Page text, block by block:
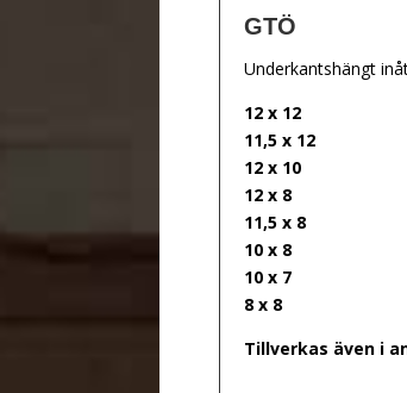
GTÖ
Underkantshängt
12 x 12
11,5 x 12
12 x 10
12 x 8
11,5 x 8
10 x 8
10 x 7
8 x 8
Tillverkas även i